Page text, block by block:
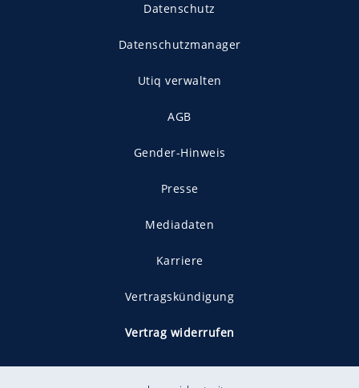
Datenschutz
Datenschutzmanager
Utiq verwalten
AGB
Gender-Hinweis
Presse
Mediadaten
Karriere
Vertragskündigung
Vertrag widerrufen